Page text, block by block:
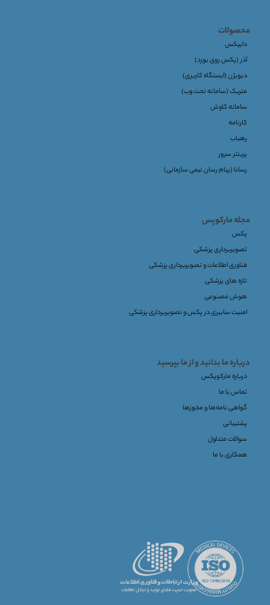
محصولات
دایپکس
آذر (پکس روی بورد)
دیویژن (ایستگاه کاربری)
متریک (سامانه تحت وب)
سامانه کاوش
کارنامه
رهیاب
پرینتر سرور
رسانا (پیام رسان تیمی سازمانی)
مجله مارکوپس
پکس
تصویربرداری پزشکی
فناوری اطلاعات و تصویربرداری پزشکی
تازه های پزشکی
هوش مصنوعی
امنیت سایبری در پکس و تصویربرداری پزشکی
درباره ما بدانید و از ما بپرسید
درباره مارکوپکس
تماس با ما
گواهی نامه‌ها و مجوزها
پشتیبانی
سوالات متداول
همکاری با ما